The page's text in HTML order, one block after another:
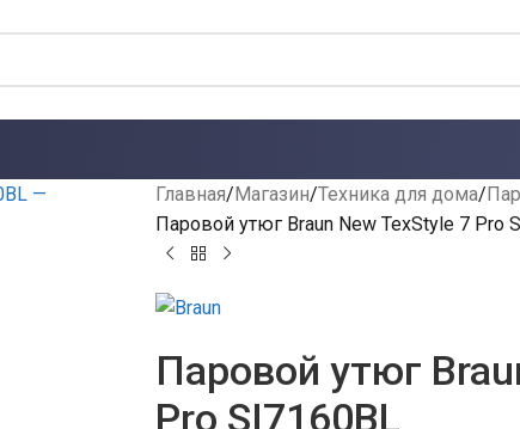
Главная Магазин Техника для дома
Паровой утюг Braun New TexStyle 7 Pro
Паровой утюг
Pro SI7160BL